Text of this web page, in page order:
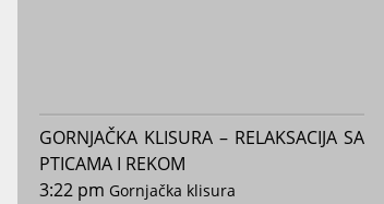
GORNJAČKA KLISURA – RELAKSACIJA SA
PTICAMA I REKOM
3:22 pm Gornjačka klisura